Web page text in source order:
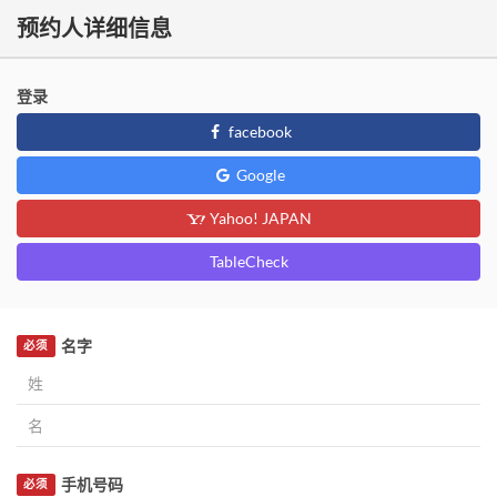
预约人详细信息
登录
facebook
Google
Yahoo! JAPAN
TableCheck
名字
必须
手机号码
必须